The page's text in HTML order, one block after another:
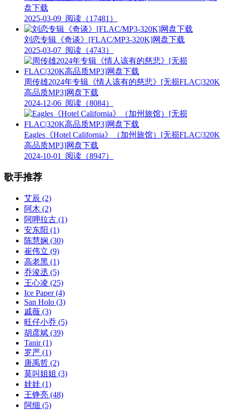
盘下载
2025-03-09 阅读（17481）
刘恋专辑《奇谈》[FLAC/MP3-320K]网盘下载
2025-03-07 阅读（4743）
周传雄2024年专辑《情人该有的慈悲》[无损FLAC|320K
高品质MP3]网盘下载
2024-12-06 阅读（8084）
Eagles《Hotel California》（加州旅馆）[无损FLAC|320K
高品质MP3]网盘下载
2024-10-01
阅读（8947）
歌手推荐
艾辰 (2)
阿木 (2)
阿呷拉古 (1)
安东阳 (1)
陈慧娴 (30)
崔伟立 (9)
高老黑 (1)
乔浚丞 (5)
王心凌 (25)
Ice Paper(4)
San Holo (3)
戚薇 (3)
旺仔小乔 (5)
胡彦斌 (39)
Tanir(1)
罗严 (1)
唐禹哲 (2)
莫叫姐姐 (3)
娃娃 (1)
王铮亮 (48)
阿细 (5)